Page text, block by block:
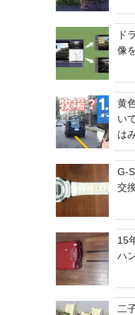
ド
像
黄
い
は
G-
交
15
ハ
二